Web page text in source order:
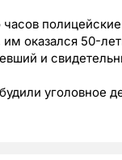
часов
оказался 50-
и
уголовное